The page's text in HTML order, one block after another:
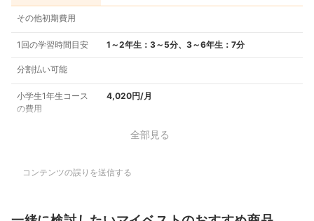
その他初期費用
1回の学習時間目安 1～2年生：3～5分、3～6年生：7分
分割払い可能
小学生1年生コース
の費用
4,020円/月
全部見る
コンテンツの誤りを送信する